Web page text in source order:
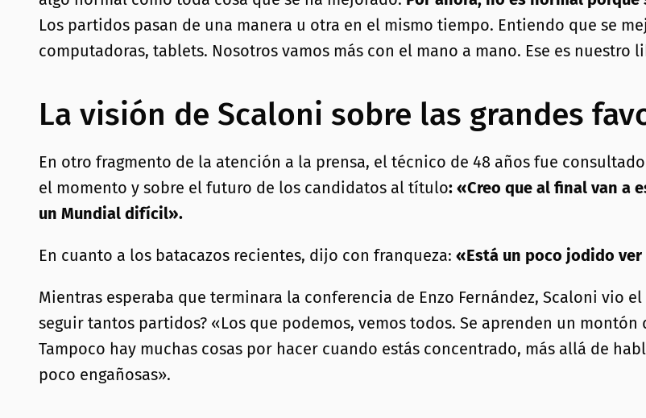
Los partidos pasan de una manera u otra en el mismo tiempo. Entiendo que se
computadoras, tablets. Nosotros vamos más con el mano a mano. Ese es nuestro
La visión de Scaloni sobre las grandes
En otro fragmento de la atención a la prensa, el técnico de 48 años fue
el momento y sobre el futuro de los candidatos al título: «Creo que al final van a
un Mundial difícil».
En cuanto a los batacazos recientes, dijo con franqueza: «Está un poco jodido
Mientras esperaba que terminara la conferencia de Enzo Fernández, Scaloni vio
seguir tantos partidos? «Los que podemos, vemos todos. Se aprenden un montón
Tampoco hay muchas cosas por hacer cuando estás concentrado, más allá de
poco engañosas».